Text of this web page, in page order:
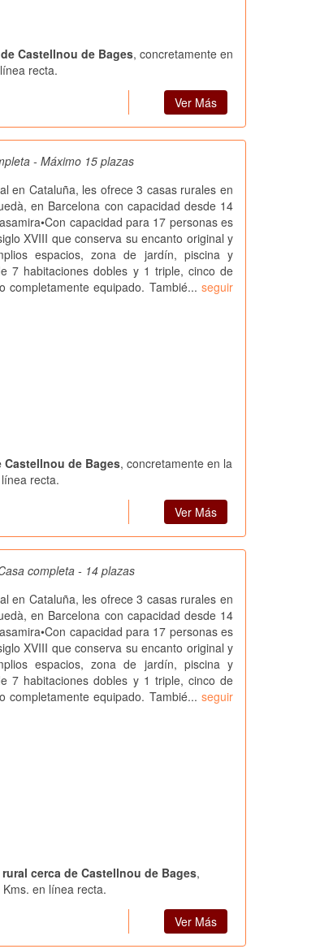
Castellnou de Bages, concretamente en
recta.
Ver Más
- Máximo 15 plazas
en Cataluña, les ofrece 3 casas rurales en
en Barcelona con capacidad desde 14
capacidad para 17 personas es
XVIII que conserva su encanto original y
espacios, zona de jardín, piscina y
7 habitaciones dobles y 1 triple, cinco de
completamente equipado. Tambié... seguir
de Bages, concretamente en la
recta.
Ver Más
completa - 14 plazas
en Cataluña, les ofrece 3 casas rurales en
en Barcelona con capacidad desde 14
capacidad para 17 personas es
XVIII que conserva su encanto original y
espacios, zona de jardín, piscina y
7 habitaciones dobles y 1 triple, cinco de
completamente equipado. Tambié... seguir
cerca de Castellnou de Bages,
en línea recta.
Ver Más